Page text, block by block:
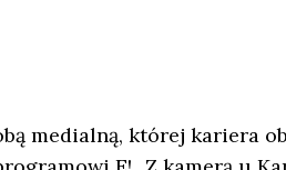
medialną, której kariera